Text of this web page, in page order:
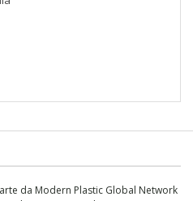
da Modern Plastic Global Network